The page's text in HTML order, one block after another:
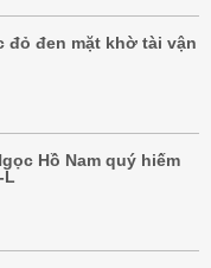
đỏ đen mặt khờ tài vận
Hồ Nam quý hiếm
L